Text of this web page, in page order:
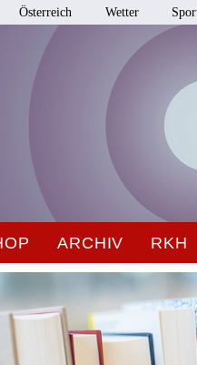
Österreich Wetter
ARCHIV RKH